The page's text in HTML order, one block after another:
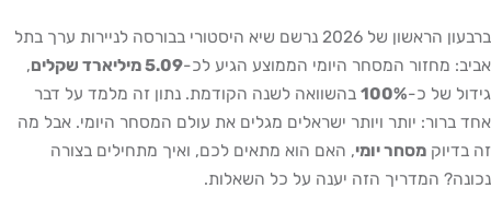
ברבעון הראשון של 2026 נרשם שיא היסטורי בבורסה לניירות ערך בתל
אביב: מחזור המסחר היומי הממוצע הגיע לכ-5.09 מיליארד שקלים
,
גידול של כ-100% בהשוואה לשנה הקודמת. נתון זה מלמד על דבר
אחד ברור: יותר ויותר ישראלים מגלים את עולם המסחר היומי. אבל מה
זה בדיוק מסחר יומי, האם הוא מתאים לכם, ואיך מתחילים בצורה
נכונה? המדריך הזה יענה על כל השאלות.